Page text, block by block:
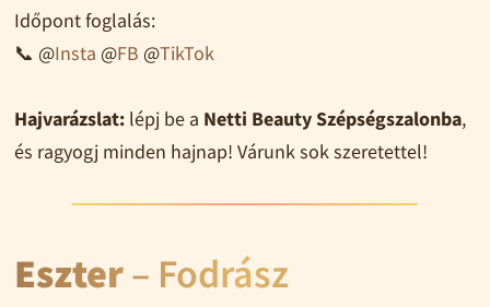
Időpont foglalás:
📞 @Insta @FB @TikTok
Hajvarázslat:lépj be a Netti Beauty Szépségszalonba,
és ragyogj minden hajnap! Várunk sok szeretettel!
Eszter– Fodrász